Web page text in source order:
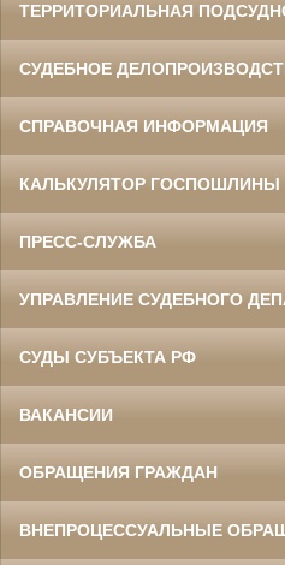
ТЕРРИТОРИАЛЬНАЯ
СУДЕБНОЕ
СПРАВОЧНАЯ ИНФОРМАЦИЯ
КАЛЬКУЛЯТОР ГОСПОШЛИНЫ
ПРЕСС-СЛУЖБА
УПРАВЛЕНИЕ СУДЕБНОГО
СУДЫ СУБЪЕКТА РФ
ВАКАНСИИ
ОБРАЩЕНИЯ ГРАЖДАН
ВНЕПРОЦЕССУАЛЬНЫЕ